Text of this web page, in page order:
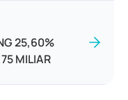
25,60%
MILIAR